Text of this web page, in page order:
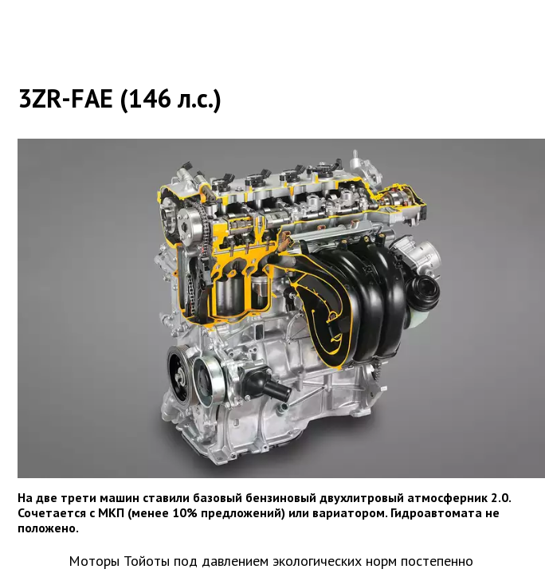
3ZR-FAE (146 л.с.)
На две трети машин ставили базовый бензиновый двухлитровый атмосферник 2.0.
Сочетается с МКП (менее 10% предложений) или вариатором. Гидроавтомата не
положено.
Моторы Тойоты под давлением экологических норм постепенно